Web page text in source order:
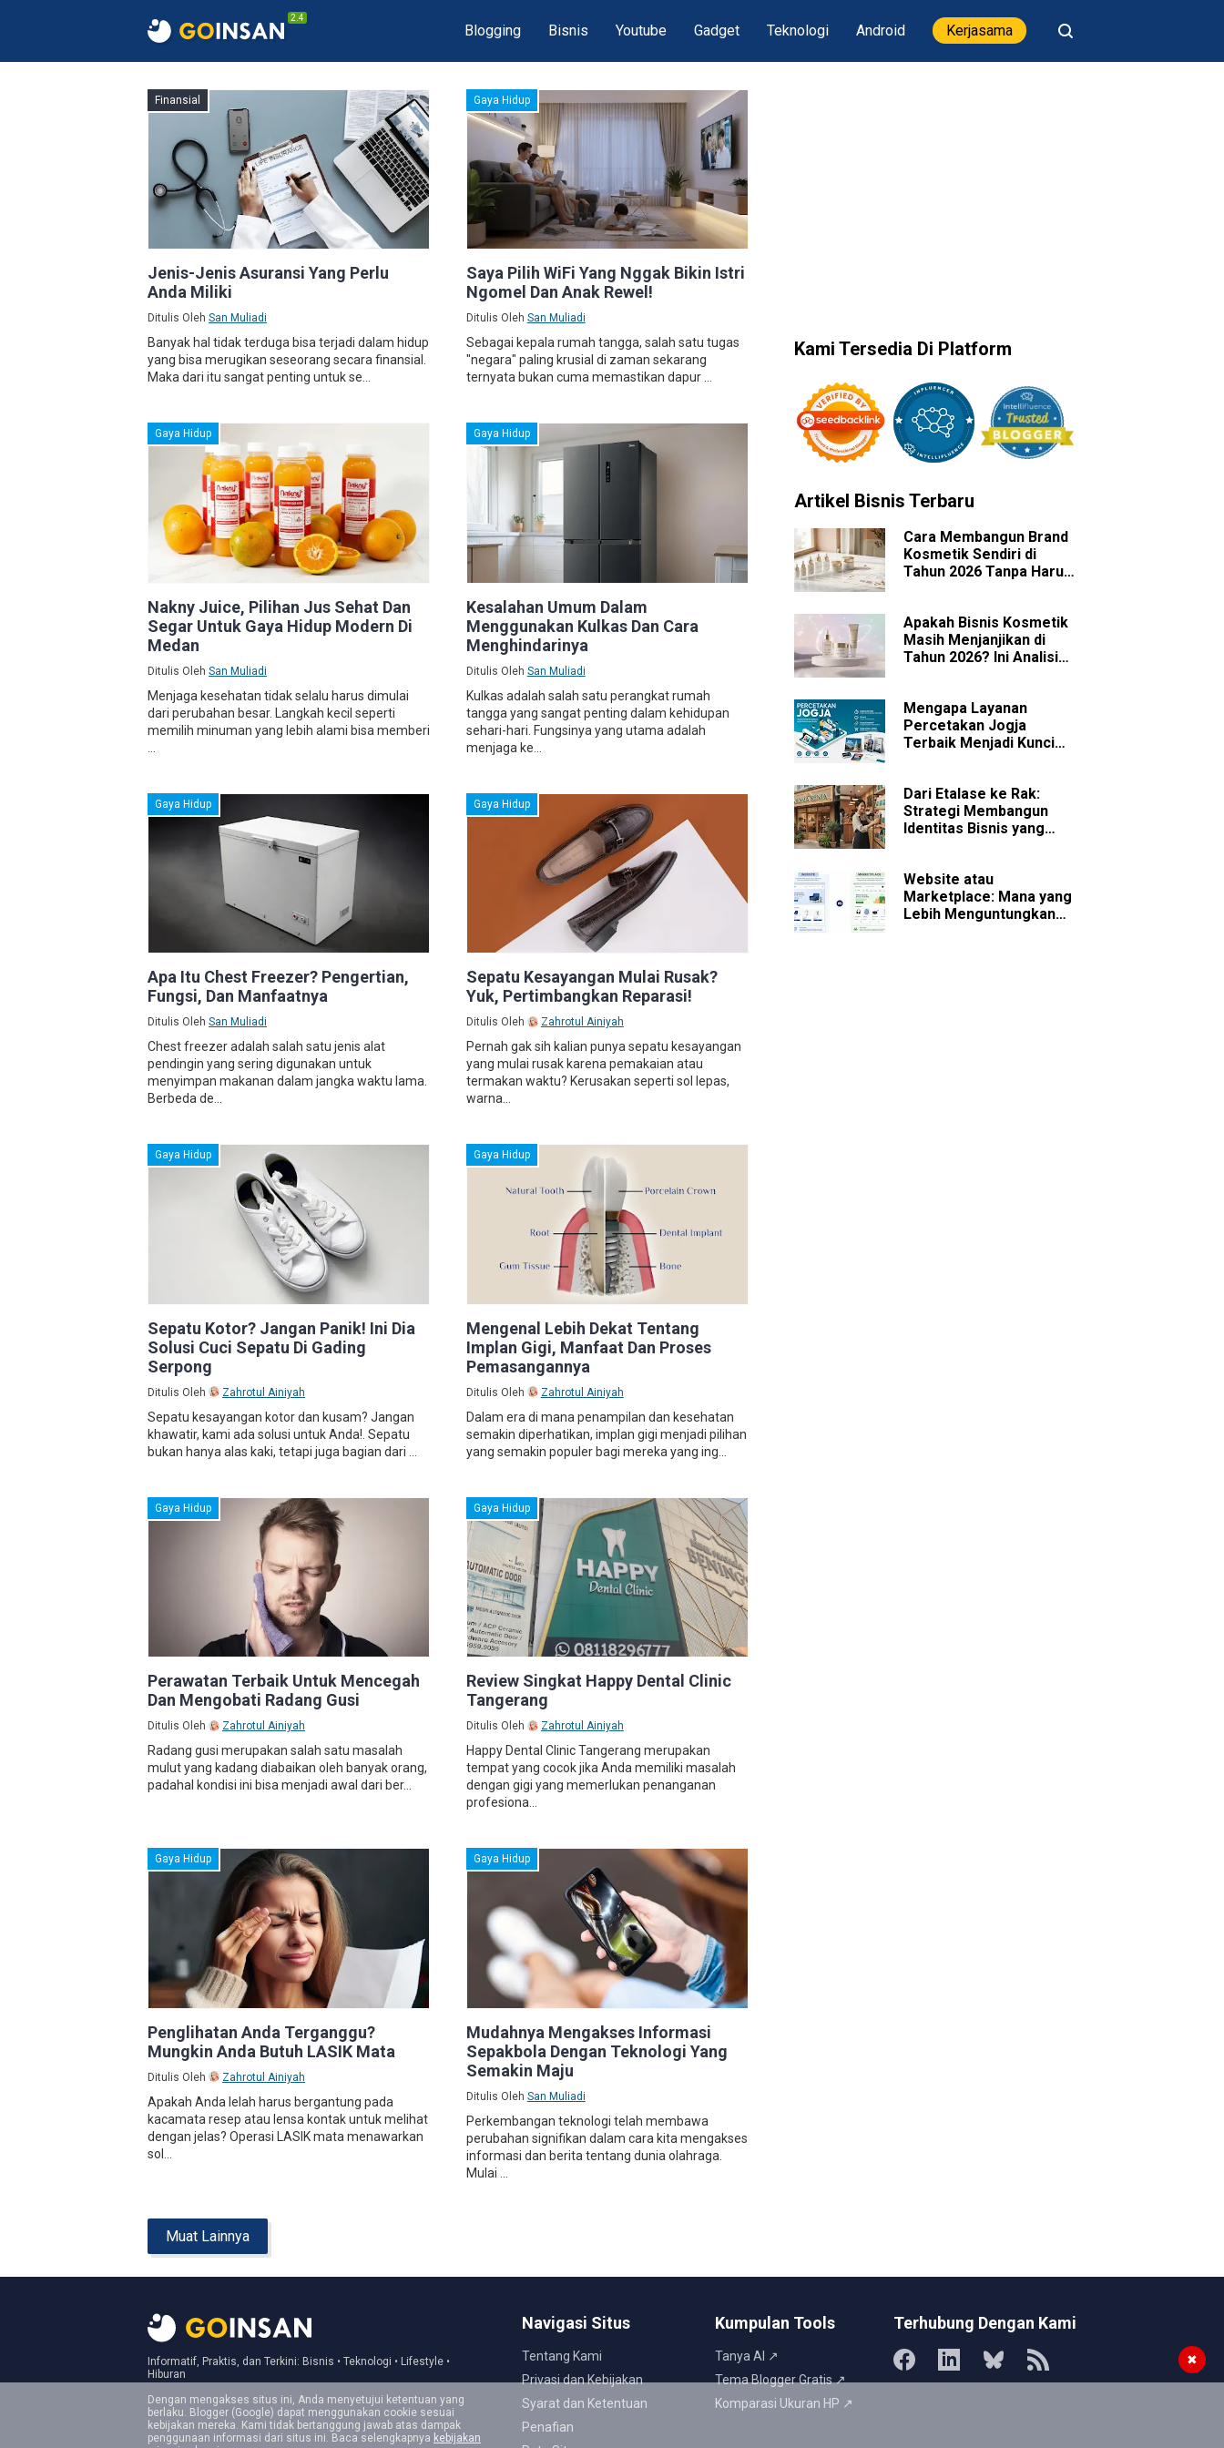
2.4
Blogging Bisnis Youtube Gadget Teknologi Android Kerjasama
Finansial
Jenis-Jenis Asuransi Yang Perlu
Anda Miliki
Ditulis Oleh San Muliadi
Banyak hal tidak terduga bisa terjadi dalam hidup
yang bisa merugikan seseorang secara finansial.
Maka dari itu sangat penting untuk se...
Gaya Hidup
Saya Pilih WiFi Yang Nggak Bikin Istri
Ngomel Dan Anak Rewel!
Ditulis Oleh San Muliadi
Sebagai kepala rumah tangga, salah satu tugas
"negara" paling krusial di zaman sekarang
ternyata bukan cuma memastikan dapur ...
Gaya Hidup
Nakny Juice, Pilihan Jus Sehat Dan
Segar Untuk Gaya Hidup Modern Di
Medan
Ditulis Oleh San Muliadi
Menjaga kesehatan tidak selalu harus dimulai
dari perubahan besar. Langkah kecil seperti
memilih minuman yang lebih alami bisa memberi
Gaya Hidup
Kesalahan Umum Dalam
Menggunakan Kulkas Dan Cara
Menghindarinya
Ditulis Oleh San Muliadi
Kulkas adalah salah satu perangkat rumah
tangga yang sangat penting dalam kehidupan
sehari-hari. Fungsinya yang utama adalah
menjaga ke...
Gaya Hidup
Apa Itu Chest Freezer? Pengertian,
Fungsi, Dan Manfaatnya
Ditulis Oleh San Muliadi
Chest freezer adalah salah satu jenis alat
pendingin yang sering digunakan untuk
menyimpan makanan dalam jangka waktu lama.
Berbeda de...
Gaya Hidup
Sepatu Kesayangan Mulai Rusak?
Yuk, Pertimbangkan Reparasi!
Ditulis Oleh Zahrotul Ainiyah
Pernah gak sih kalian punya sepatu kesayangan
yang mulai rusak karena pemakaian atau
termakan waktu? Kerusakan seperti sol lepas,
warna...
Gaya Hidup
Sepatu Kotor? Jangan Panik! Ini Dia
Solusi Cuci Sepatu Di Gading
Serpong
Ditulis Oleh Zahrotul Ainiyah
Sepatu kesayangan kotor dan kusam? Jangan
khawatir, kami ada solusi untuk Anda!. Sepatu
bukan hanya alas kaki, tetapi juga bagian dari ...
Gaya Hidup
Mengenal Lebih Dekat Tentang
Implan Gigi, Manfaat Dan Proses
Pemasangannya
Ditulis Oleh Zahrotul Ainiyah
Dalam era di mana penampilan dan kesehatan
semakin diperhatikan, implan gigi menjadi pilihan
yang semakin populer bagi mereka yang ing...
Gaya Hidup
Perawatan Terbaik Untuk Mencegah
Dan Mengobati Radang Gusi
Ditulis Oleh Zahrotul Ainiyah
Radang gusi merupakan salah satu masalah
mulut yang kadang diabaikan oleh banyak orang,
padahal kondisi ini bisa menjadi awal dari ber...
Gaya Hidup
Review Singkat Happy Dental Clinic
Tangerang
Ditulis Oleh Zahrotul Ainiyah
Happy Dental Clinic Tangerang merupakan
tempat yang cocok jika Anda memiliki masalah
dengan gigi yang memerlukan penanganan
profesiona...
Gaya Hidup
Penglihatan Anda Terganggu?
Mungkin Anda Butuh LASIK Mata
Ditulis Oleh Zahrotul Ainiyah
Apakah Anda lelah harus bergantung pada
kacamata resep atau lensa kontak untuk melihat
dengan jelas? Operasi LASIK mata menawarkan
sol...
Gaya Hidup
Mudahnya Mengakses Informasi
Sepakbola Dengan Teknologi Yang
Semakin Maju
Ditulis Oleh San Muliadi
Perkembangan teknologi telah membawa
perubahan signifikan dalam cara kita mengakses
informasi dan berita tentang dunia olahraga.
Mulai ...
Muat Lainnya
Kami Tersedia Di Platform
Artikel Bisnis Terbaru
Cara Membangun Brand
Kosmetik Sendiri di
Tahun 2026 Tanpa Harus
Apakah Bisnis Kosmetik
Masih Menjanjikan di
Tahun 2026? Ini Analisis
Mengapa Layanan
Percetakan Jogja
Terbaik Menjadi Kunci
Dari Etalase ke Rak:
Strategi Membangun
Identitas Bisnis yang
Website atau
Marketplace: Mana yang
Lebih Menguntungkan
Informatif, Praktis, dan Terkini: Bisnis • Teknologi • Lifestyle •
Hiburan
Dengan mengakses situs ini, Anda menyetujui ketentuan yang
berlaku. Blogger (Google) dapat menggunakan cookie sesuai
kebijakan mereka. Kami tidak bertanggung jawab atas dampak
penggunaan informasi dari situs ini. Baca selengkapnya kebijakan
Navigasi Situs
Tentang Kami
Privasi dan Kebijakan
Syarat dan Ketentuan
Penafian
Kumpulan Tools
Tanya AI ↗
Tema Blogger Gratis ↗
Komparasi Ukuran HP ↗
Terhubung Dengan Kami
✖